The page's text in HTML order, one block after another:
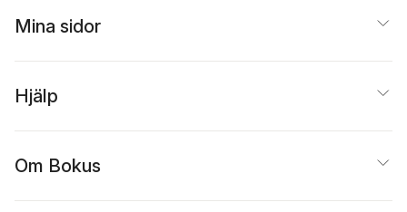
Mina sidor
Hjälp
Om Bokus